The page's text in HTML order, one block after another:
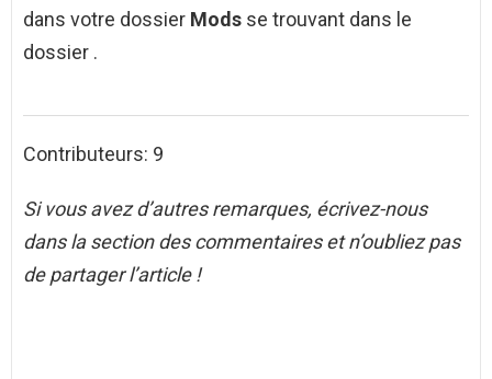
dans votre dossier Mods se trouvant dans le
dossier .
Contributeurs: 9
Si vous avez d’autres remarques, écrivez-nous
dans la section des commentaires et n’oubliez pas
de partager l’article !